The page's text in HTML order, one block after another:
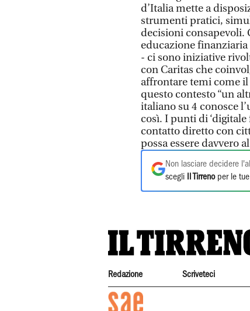
d’Italia mette a
strumenti pratici,
decisioni consapevoli.
educazione
- ci sono iniziative
con Caritas che
affrontare temi come il
questo contesto “un
italiano su 4 conosce
così. I punti di
contatto diretto con
possa essere davvero
Non lasciare decidere
scegli
Il Tirrenoper le tue
Redazione Scriveteci